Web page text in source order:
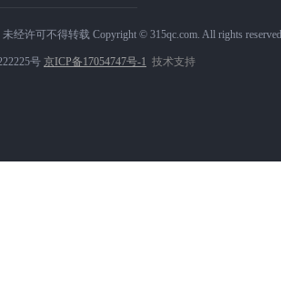
经许可不得转载 Copyright © 315qc.com. All rights
号 京ICP备17054747号-1 技术支持